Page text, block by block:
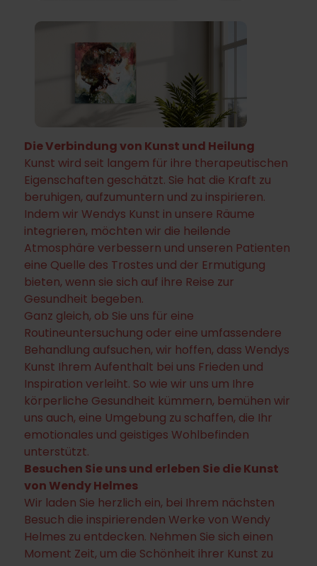
Die Verbindung von Kunst und Heilung
Kunst wird seit langem für ihre therapeutischen
Eigenschaften geschätzt. Sie hat die Kraft zu
beruhigen, aufzumuntern und zu inspirieren.
Indem wir Wendys Kunst in unsere Räume
integrieren, möchten wir die heilende
Atmosphäre verbessern und unseren Patienten
eine Quelle des Trostes und der Ermutigung
bieten, wenn sie sich auf ihre Reise zur
Gesundheit begeben.
Ganz gleich, ob Sie uns für eine
Routineuntersuchung oder eine umfassendere
Behandlung aufsuchen, wir hoffen, dass Wendys
Kunst Ihrem Aufenthalt bei uns Frieden und
Inspiration verleiht. So wie wir uns um Ihre
körperliche Gesundheit kümmern, bemühen wir
uns auch, eine Umgebung zu schaffen, die Ihr
emotionales und geistiges Wohlbefinden
unterstützt.
Besuchen Sie uns und erleben Sie die Kunst
von Wendy Helmes
Wir laden Sie herzlich ein, bei Ihrem nächsten
Besuch die inspirierenden Werke von Wendy
Helmes zu entdecken. Nehmen Sie sich einen
Moment Zeit, um die Schönheit ihrer Kunst zu